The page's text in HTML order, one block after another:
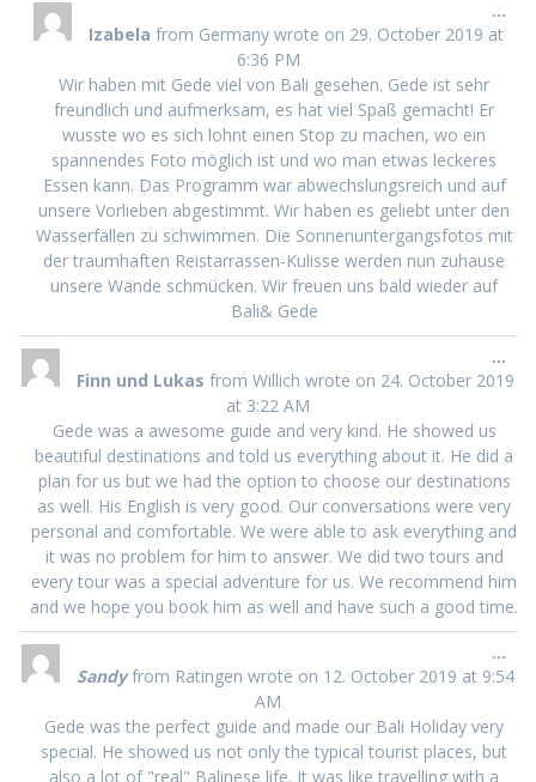
Izabela from Germany wrote on 29. October 2019 at
6:36 PM
Wir haben mit Gede viel von Bali gesehen. Gede ist sehr
freundlich und aufmerksam, es hat viel Spaß gemacht! Er
wusste wo es sich lohnt einen Stop zu machen, wo ein
spannendes Foto möglich ist und wo man etwas leckeres
Essen kann. Das Programm war abwechslungsreich und auf
unsere Vorlieben abgestimmt. Wir haben es geliebt unter den
Wasserfällen zu schwimmen. Die Sonnenuntergangsfotos mit
der traumhaften Reistarrassen-Kulisse werden nun zuhause
unsere Wände schmücken. Wir freuen uns bald wieder auf
Bali& Gede
...
Finn und Lukas from Willich wrote on 24. October 2019
at 3:22 AM
Gede was a awesome guide and very kind. He showed us
beautiful destinations and told us everything about it. He did a
plan for us but we had the option to choose our destinations
as well. His English is very good. Our conversations were very
personal and comfortable. We were able to ask everything and
it was no problem for him to answer. We did two tours and
every tour was a special adventure for us. We recommend him
and we hope you book him as well and have such a good time.
...
this
Sandy from Ratingen wrote on 12. October 2019 at 9:54
AM
Gede was the perfect guide and made our Bali Holiday very
special. He showed us not only the typical tourist places, but
also a lot of "real" Balinese life. It was like travelling with a
...
this